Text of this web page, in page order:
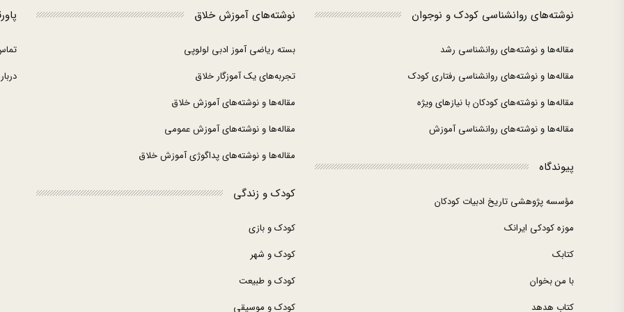
نوشته‌های روانشناسی کودک و نوجوان
مقاله‌ها و نوشته‌های روانشناسی رشد
مقاله‌ها و نوشته‌های روانشناسی رفتاری کودک
مقاله‌ها و نوشته‌های کودکان با نیازهای ویژه
مقاله‌ها و نوشته‌های روانشناسی آموزش
پیوندگاه
مؤسسه پژوهشی تاریخ ادبیات کودکان
موزه کودکی ایرانک
کتابک
با من بخوان
کتاب هدهد
نوشته‌های آموزش خلاق
بسته ریاضی آموز ادبی لولوپی
تجربه‌های یک آموزگار خلاق
مقاله‌ها و نوشته‌های آموزش خلاق
مقاله‌ها و نوشته‌های آموزش عمومی
مقاله‌ها و نوشته‌های پداگوژی آموزش خلاق
کودک و زندگی
کودک و بازی
کودک و شهر
کودک و طبیعت
کودک و موسیقی